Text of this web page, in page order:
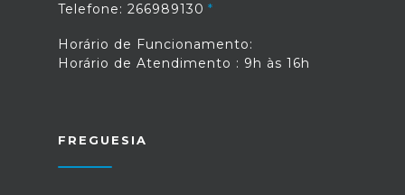
Telefone: 266989130
Horário de Funcionamento:
Horário de Atendimento : 9h às 16h
FREGUESIA